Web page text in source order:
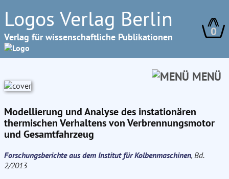
Logos Verlag Berlin
Verlag für wissenschaftliche Publikationen 0
MENÜ
Modellierung und Analyse des instationären
thermischen Verhaltens von Verbrennungsmotor
und Gesamtfahrzeug
Forschungsberichte aus dem Institut für Kolbenmaschinen, Bd.
2/2013